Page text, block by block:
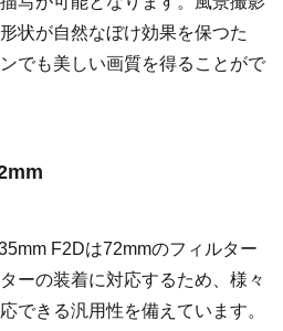
状が自然なぼけ効果を保つた
でも美しい画質を得ることがで
F2Dは72mmのフィルター
ーの装着に対応するため、様々
できる汎用性を備えています。